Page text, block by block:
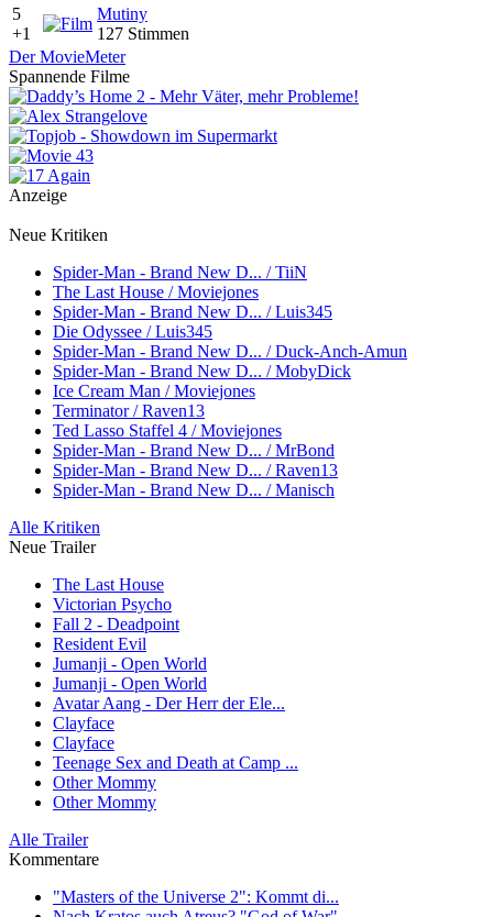
5
+1
Mutiny
127 Stimmen
Der MovieMeter
Spannende Filme
Anzeige
Neue Kritiken
Spider-Man - Brand New D... / TiiN
The Last House / Moviejones
Spider-Man - Brand New D... / Luis345
Die Odyssee / Luis345
Spider-Man - Brand New D... / Duck-Anch-Amun
Spider-Man - Brand New D... / MobyDick
Ice Cream Man / Moviejones
Terminator / Raven13
Ted Lasso Staffel 4 / Moviejones
Spider-Man - Brand New D... / MrBond
Spider-Man - Brand New D... / Raven13
Spider-Man - Brand New D... / Manisch
Alle Kritiken
Neue Trailer
The Last House
Victorian Psycho
Fall 2 - Deadpoint
Resident Evil
Jumanji - Open World
Jumanji - Open World
Avatar Aang - Der Herr der Ele...
Clayface
Clayface
Teenage Sex and Death at Camp ...
Other Mommy
Other Mommy
Alle Trailer
Kommentare
"Masters of the Universe 2": Kommt di...